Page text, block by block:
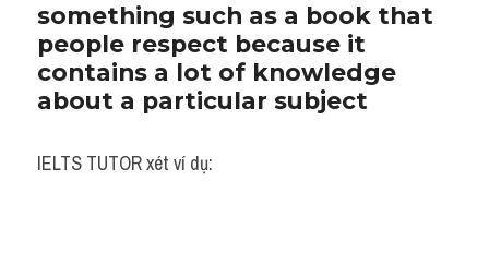
something such as a book that
people respect because it
contains a lot of knowledge
about a particular subject
IELTS TUTOR xét ví dụ: